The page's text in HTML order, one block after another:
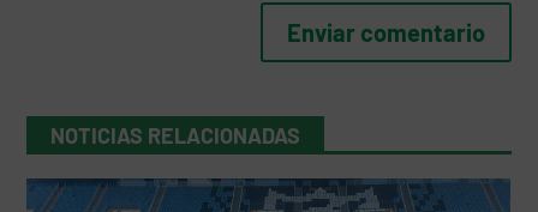
NOTICIAS RELACIONADAS